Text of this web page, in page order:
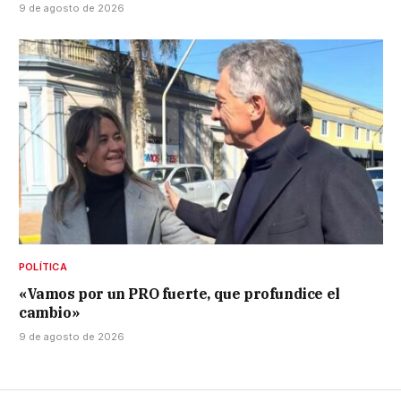
9 de agosto de 2026
POLÍTICA
«Vamos por un PRO fuerte, que profundice el
cambio»
9 de agosto de 2026